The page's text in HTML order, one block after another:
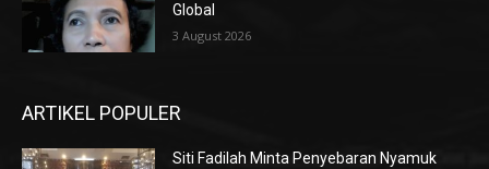
Global
3 August 2026
ARTIKEL POPULER
Siti Fadilah Minta Penyebaran Nyamuk